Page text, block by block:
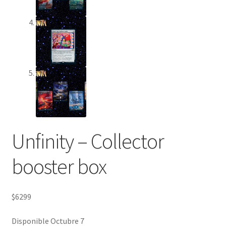
Unfinity – Collector
booster box
$6299
Disponible Octubre 7